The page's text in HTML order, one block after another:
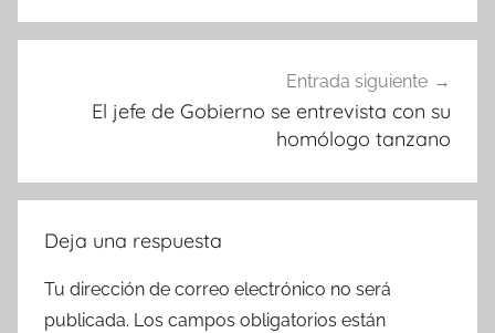
Entrada siguiente
El jefe de Gobierno se entrevista con su
homólogo tanzano
Deja una respuesta
Tu dirección de correo electrónico no será
publicada. Los campos obligatorios están